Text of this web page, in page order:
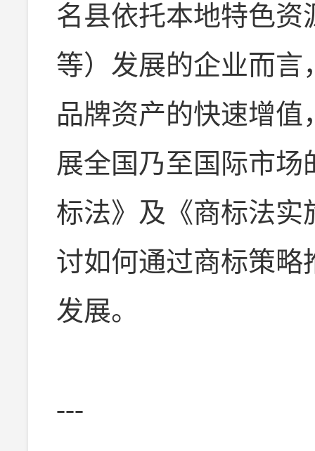
名县依托本地特色
等）发展的企业而言
品牌资产的快速增
展全国乃至国际市
标法》及《商标法实
讨如何通过商标策略
发展。
---